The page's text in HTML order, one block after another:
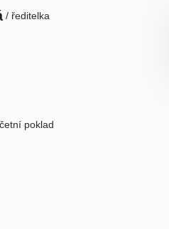
/ ředitelka
poklad